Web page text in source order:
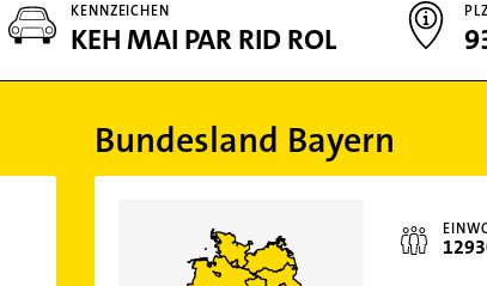
KENNZEICHEN
KEH MAI PAR RID ROL
PLZ
Bundesland Bayern